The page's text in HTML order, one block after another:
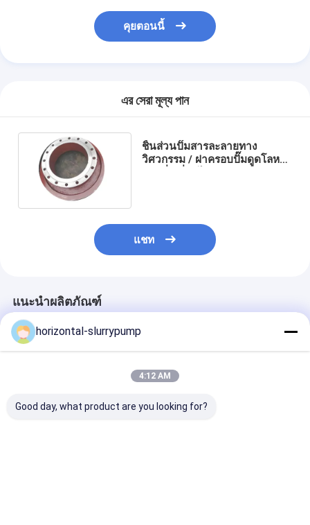
ปั๊มสารละลายสำหรับงานหนัก
ปั๊มความร้อนไฮโดรนิก
ปั๊มความร้อนอุณหภูมิสูง
ปั๊มหอยโข่งหลายใบพัด
ปั๊มหอยโข่งแนวนอน
คุยตอนนี้
এর সেরা মূল্য পান
ชิ้นส่วนปั๊มสารละลายทาง
วิศวกรรม / ฝาครอบปั๊มดูดโลหะ
แชท
แนะนำผลิตภัณฑ์
horizontal-slurrypump
4:12 AM
Good day, what product are you looking for?